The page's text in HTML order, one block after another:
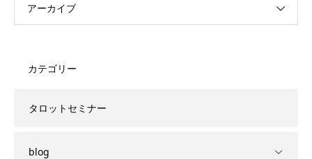
アーカイブ
カテゴリー
タロットセミナー
blog